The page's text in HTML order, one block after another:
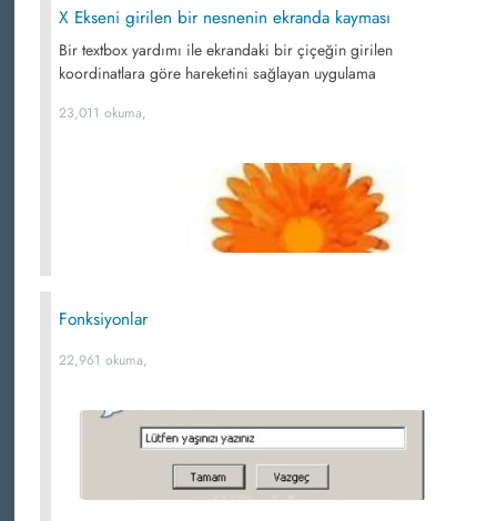
X Ekseni girilen bir nesnenin ekranda kayması
Bir textbox yardımı ile ekrandaki bir çiçeğin girilen
koordinatlara göre hareketini sağlayan uygulama
23,011 okuma,
Fonksiyonlar
22,961 okuma,